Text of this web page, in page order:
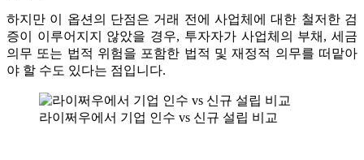
하지만 이 옵션의 단점은 거래 전에 사업체에 대한 철저한 검
증이 이루어지지 않았을 경우, 투자자가 사업체의 부채, 세금
의무 또는 법적 위험을 포함한 법적 및 재정적 의무를 떠맡아
야 할 수도 있다는 점입니다.
라이쩌우에서 기업 인수 vs 신규 설립 비교